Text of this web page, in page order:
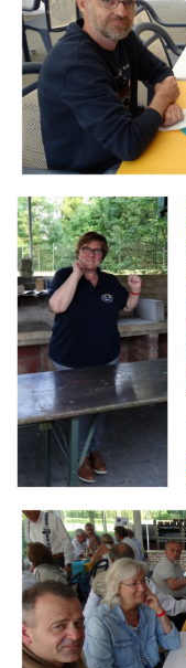
Branding
ARMCHAIR
Branding
ARMCHAIR